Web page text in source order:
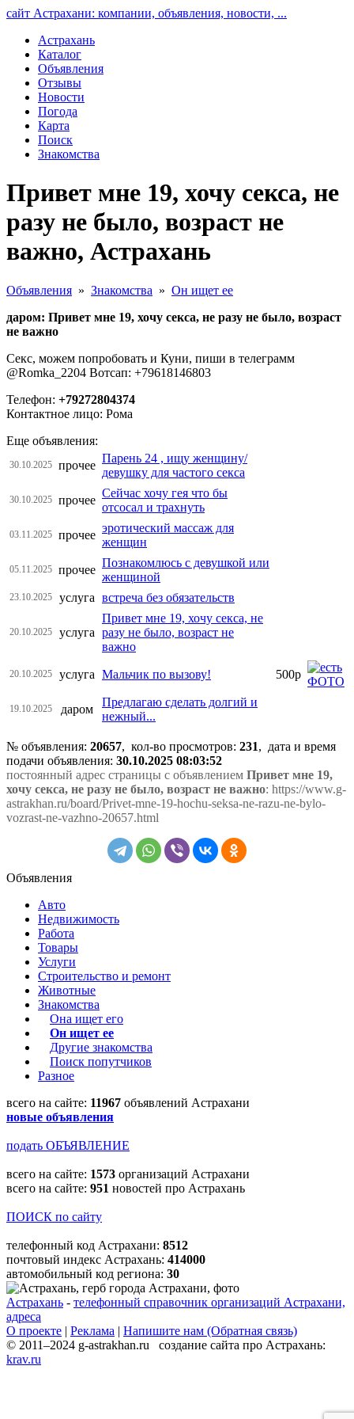
сайт Астрахани: компании, объявления, новости, ...
Астрахань
Каталог
Объявления
Отзывы
Новости
Погода
Карта
Поиск
Знакомства
Привет мне 19, хочу секса, не
разу не было, возраст не
важно, Астрахань
Объявления » Знакомства » Он ищет ее
даром: Привет мне 19, хочу секса, не разу не было, возраст
не важно
Секс, можем попробовать и Куни, пиши в телеграмм
@Romka_2204 Вотсап: +79618146803
Телефон: +79272804374
Контактное лицо: Рома
Еще объявления:
30.10.2025 прочее
Парень 24 , ищу женщину/
девушку для частого секса
30.10.2025 прочее
Сейчас хочу гея что бы
отсосал и трахнуть
03.11.2025 прочее
эротический массаж для
женщин
05.11.2025 прочее
Познакомлюсь с девушкой или
женщиной
23.10.2025 услуга встреча без обязательств
20.10.2025 услуга
Привет мне 19, хочу секса, не
разу не было, возраст не
важно
20.10.2025 услуга Мальчик по вызову! 500р
19.10.2025 даром
Предлагаю сделать долгий и
нежный...
№ объявления: 20657, кол-во просмотров: 231, дата и время
подачи объявления: 30.10.2025 08:03:52
постоянный адрес страницы с объявлением Привет мне 19,
хочу секса, не разу не было, возраст не важно: https://www.g-
astrakhan.ru/board/Privet-mne-19-hochu-seksa-ne-razu-ne-bylo-
vozrast-ne-vazhno-20657.html
Объявления
Авто
Недвижимость
Работа
Товары
Услуги
Строительство и ремонт
Животные
Знакомства
Она ищет его
Он ищет ее
Другие знакомства
Поиск попутчиков
Разное
всего на сайте: 11967 объявлений Астрахани
новые объявления
подать ОБЪЯВЛЕНИЕ
всего на сайте: 1573 организаций Астрахани
всего на сайте: 951 новостей про Астрахань
ПОИСК по сайту
телефонный код Астрахани: 8512
почтовый индекс Астрахань: 414000
автомобильный код региона: 30
Астрахань - телефонный справочник организаций Астрахани,
адреса
О проекте | Реклама | Напишите нам (Обратная связь)
© 2011–2024 g-astrakhan.ru создание сайта про Астрахань:
krav.ru